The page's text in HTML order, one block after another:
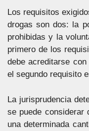
Los requisitos
drogas son dos: la
prohibidas y la
primero de los
debe acreditarse
el segundo requisito
La jurisprudencia
se puede considerar
una determinada